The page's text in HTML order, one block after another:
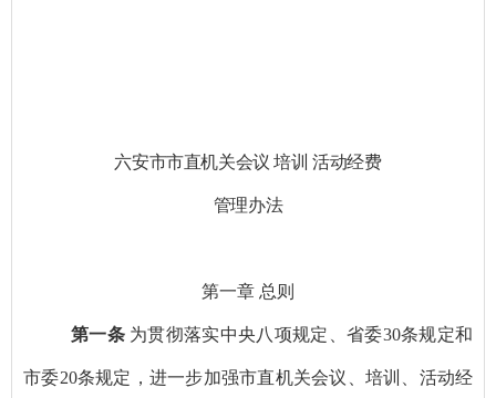
六安市市直机关会议 培训 活动经费
管理办法
第一章 总则
第一条 为贯彻落实中央八项规定、省委30条规定和
市委20条规定，进一步加强市直机关会议、培训、活动经